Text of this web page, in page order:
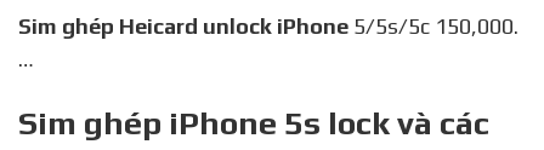
Sim ghép Heicard unlock iPhone 5/5s/5c 150,000.
…
Sim ghép iPhone 5s lock và các